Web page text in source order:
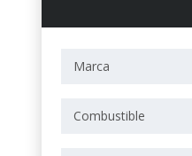
Marca
Combustible